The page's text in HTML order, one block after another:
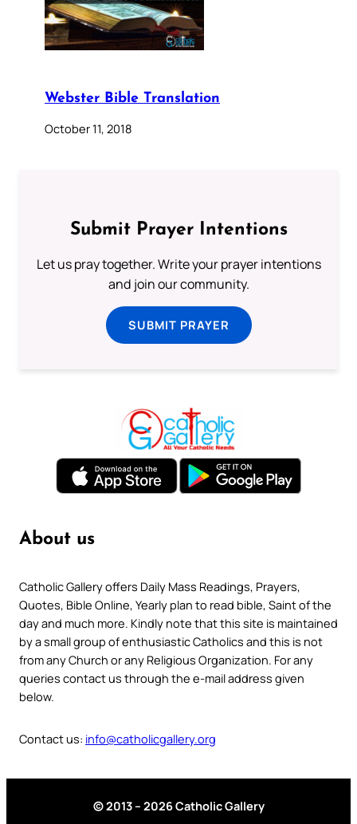
Webster Bible Translation
October 11, 2018
Submit Prayer Intentions
Let us pray together. Write your prayer intentions
and join our community.
SUBMIT PRAYER
About us
Catholic Gallery offers Daily Mass Readings, Prayers,
Quotes, Bible Online, Yearly plan to read bible, Saint of the
day and much more. Kindly note that this site is maintained
by a small group of enthusiastic Catholics and this is not
from any Church or any Religious Organization. For any
queries contact us through the e-mail address given
below.
Contact us: info@catholicgallery.org
© 2013 – 2026 Catholic Gallery